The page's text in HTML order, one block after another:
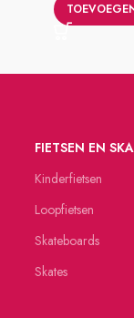
FIETSEN EN
Kinderfietsen
Loopfietsen
Skateboards
Skates